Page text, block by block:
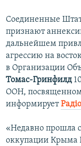
Соединенные
признают
дальнейшем
агрессию на
в Организации
Томас-Гринфилд
ООН,
информирует
«Недавно прошла
оккупации Крыма